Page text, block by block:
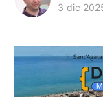
3 dic